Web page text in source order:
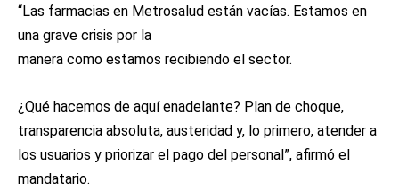
“Las farmacias en Metrosalud están vacías. Estamos en
una grave crisis por la
manera como estamos recibiendo el sector.
¿Qué hacemos de aquí enadelante? Plan de choque,
transparencia absoluta, austeridad y, lo primero, atender a
los usuarios y priorizar el pago del personal”, afirmó el
mandatario.